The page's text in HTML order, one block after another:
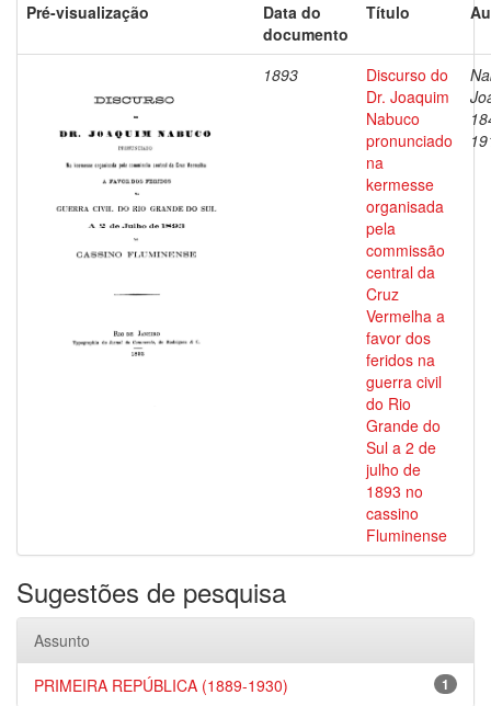
Pré-visualização
Data do
documento
Título
1893
Discurso do
Dr. Joaquim
Nabuco
pronunciado
na
kermesse
organisada
pela
commissão
central da
Cruz
Vermelha a
favor dos
feridos na
guerra civil
do Rio
Grande do
Sul a 2 de
julho de
1893 no
cassino
Fluminense
Sugestões de pesquisa
Assunto
1
PRIMEIRA REPÚBLICA (1889-1930)